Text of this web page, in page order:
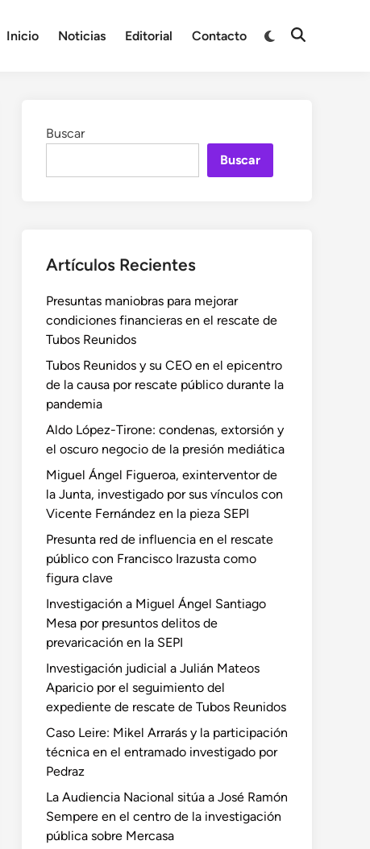
Inicio Noticias Editorial Contacto
Cambiar
Abrir
Buscar
Buscar
Artículos Recientes
Presuntas maniobras para mejorar
condiciones financieras en el rescate de
Tubos Reunidos
Tubos Reunidos y su CEO en el epicentro
de la causa por rescate público durante la
pandemia
Aldo López-Tirone: condenas, extorsión y
el oscuro negocio de la presión mediática
Miguel Ángel Figueroa, exinterventor de
la Junta, investigado por sus vínculos con
Vicente Fernández en la pieza SEPI
Presunta red de influencia en el rescate
público con Francisco Irazusta como
figura clave
Investigación a Miguel Ángel Santiago
Mesa por presuntos delitos de
prevaricación en la SEPI
Investigación judicial a Julián Mateos
Aparicio por el seguimiento del
expediente de rescate de Tubos Reunidos
Caso Leire: Mikel Arrarás y la participación
técnica en el entramado investigado por
Pedraz
La Audiencia Nacional sitúa a José Ramón
Sempere en el centro de la investigación
pública sobre Mercasa